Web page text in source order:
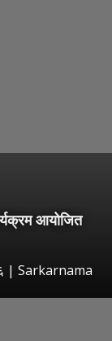
आयोजित
| Sarkarnama